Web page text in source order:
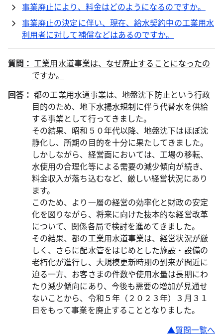
事業廃止により、料金はどのようになるのですか。
事業廃止の決定に伴い、現在、給水契約中の工業用水
利用者に対して補償などはあるのですか。
質問：工業用水道事業は、なぜ廃止することになったの
ですか。
回答： 都の工業用水道事業は、地盤沈下防止という行政
目的のため、地下水揚水規制に伴う代替水を供給
する事業として行ってきました。
その結果、昭和５０年代以降、地盤沈下はほぼ沈
静化し、所期の目的を十分に果たしてきました。
しかしながら、経営面においては、工場の移転、
水使用の合理化等による需要の減少傾向が続き、
料金収入が落ち込むなど、厳しい経営状況にあり
ます。
このため、より一層の経営の効率化と財政の安定
化を図りながら、将来に向けた抜本的な経営改革
について、関係各局で検討を進めてきました。
その結果、都の工業用水道事業は、経営状況が厳
しく、さらに配水管をはじめとした施設・設備の
老朽化が進行し、大規模更新時期の到来が間近に
迫る一方、お客さまの件数や使用水量は長期にわ
たり減少傾向にあり、今後も需要の増加が見通せ
ないことから、令和５年（２０２３年）３月３１
日をもって事業を廃止することとなりました。
▲質問一覧へ